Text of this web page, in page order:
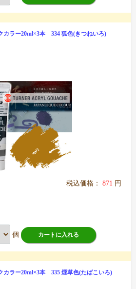
ラー20ml×3本 334 狐色(きつねいろ)
税込価格： 871 円
個 カートに入れる
ラー20ml×3本 335 煙草色(たばこいろ)